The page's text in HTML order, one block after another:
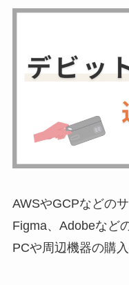
AWSやGCPなどの
Figma、Adobeなど
PCや周辺機器の購入